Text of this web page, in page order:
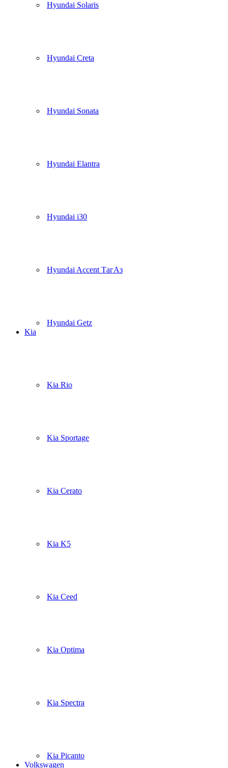
Hyundai Solaris
Hyundai Creta
Hyundai Sonata
Hyundai Elantra
Hyundai i30
Hyundai Accent ТагАз
Hyundai Getz
Kia
Kia Rio
Kia Sportage
Kia Cerato
Kia K5
Kia Ceed
Kia Optima
Kia Spectra
Kia Picanto
Volkswagen